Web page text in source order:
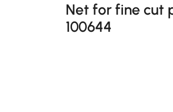
Net for fine cut
100644